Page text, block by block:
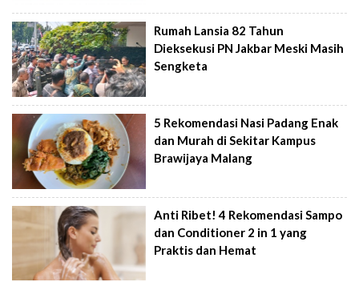
Rumah Lansia 82 Tahun
Dieksekusi PN Jakbar Meski Masih
Sengketa
5 Rekomendasi Nasi Padang Enak
dan Murah di Sekitar Kampus
Brawijaya Malang
Anti Ribet! 4 Rekomendasi Sampo
dan Conditioner 2 in 1 yang
Praktis dan Hemat